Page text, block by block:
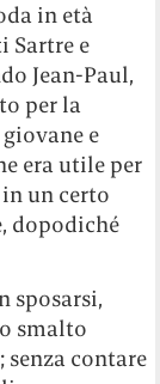
in età
Sartre e
Jean-Paul,
per la
e
era utile per
un certo
dopodiché
sposarsi,
smalto
contare